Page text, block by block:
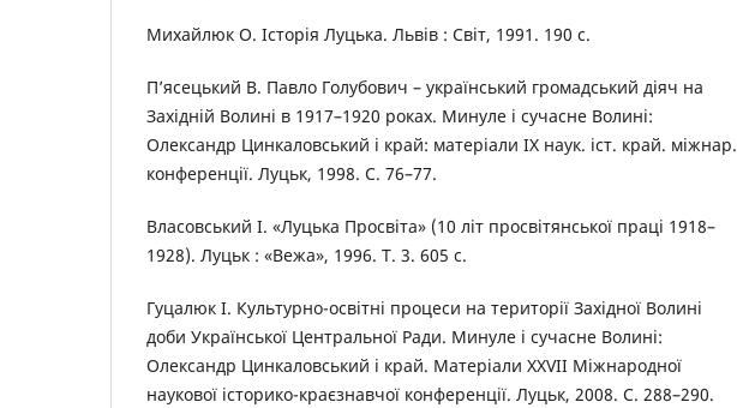
Михайлюк О. Історія Луцька. Львів : Світ, 1991. 190 с.
П’ясецький В. Павло Голубович – український громадський діяч на
Західній Волині в 1917–1920 роках. Минуле і сучасне Волині:
Олександр Цинкаловський і край: матеріали ІХ наук. іст. край. міжнар.
конференції. Луцьк, 1998. С. 76–77.
Власовський І. «Луцька Просвіта» (10 літ просвітянської праці 1918–
1928). Луцьк : «Вежа», 1996. Т. 3. 605 с.
Гуцалюк І. Культурно-освітні процеси на території Західної Волині
доби Української Центральної Ради. Минуле і сучасне Волині:
Олександр Цинкаловський і край. Матеріали ХХVІІ Міжнародної
наукової історико-краєзнавчої конференції. Луцьк, 2008. С. 288–290.